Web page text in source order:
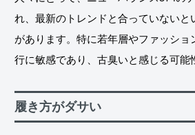
れ、最新のトレンドと合っていないと
があります。特に若年層やファッショ
行に敏感であり、古臭いと感じる可能
履き方がダサい